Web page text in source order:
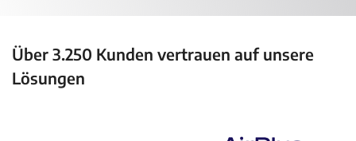
Über 3.250 Kunden vertrauen auf unsere
Lösungen